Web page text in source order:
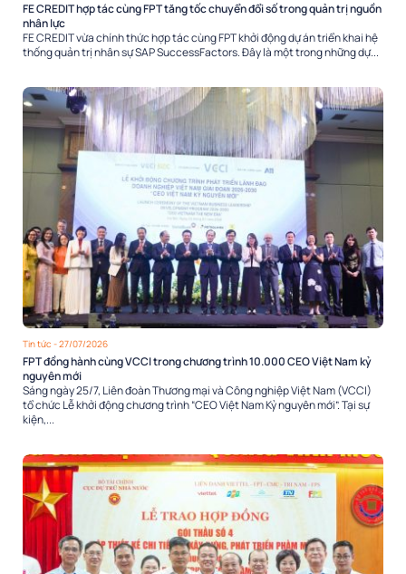
FE CREDIT hợp tác cùng FPT tăng tốc chuyển đổi số trong quản trị nguồn
nhân lực
FE CREDIT vừa chính thức hợp tác cùng FPT khởi động dự án triển khai hệ
thống quản trị nhân sự SAP SuccessFactors. Đây là một trong những dự...
Tin tức - 27/07/2026
FPT đồng hành cùng VCCI trong chương trình 10.000 CEO Việt Nam kỷ
nguyên mới
Sáng ngày 25/7, Liên đoàn Thương mại và Công nghiệp Việt Nam (VCCI)
tổ chức Lễ khởi động chương trình “CEO Việt Nam Kỷ nguyên mới”. Tại sự
kiện,...